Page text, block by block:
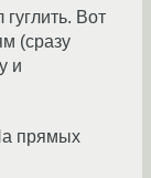
Вот
(сразу
и
прямых